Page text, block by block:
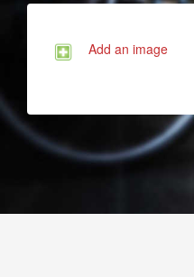
Add an image